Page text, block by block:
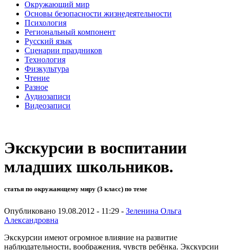
Окружающий мир
Основы безопасности жизнедеятельности
Психология
Региональный компонент
Русский язык
Сценарии праздников
Технология
Физкультура
Чтение
Разное
Аудиозаписи
Видеозаписи
Экскурсии в воспитании
младших школьников.
статья по окружающему миру (3 класс) по теме
Опубликовано 19.08.2012 - 11:29 - Зеленина Ольга
Александровна
Экскурсии имеют огромное влияние на развитие
наблюдательности, воображения, чувств ребёнка. Экскурсии